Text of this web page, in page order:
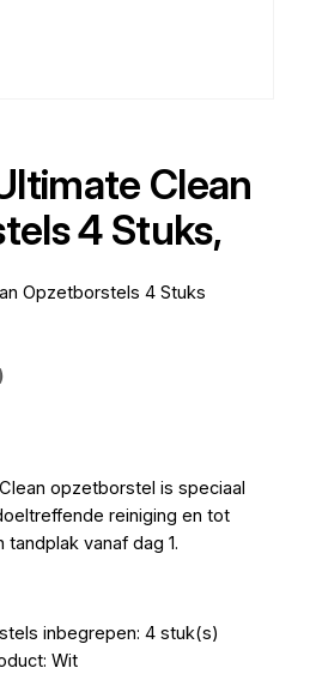
Clean
4 Stuks,
Opzetborstels 4 Stuks
opzetborstel is speciaal
reiniging en tot
vanaf dag 1.
inbegrepen: 4 stuk(s)
Wit